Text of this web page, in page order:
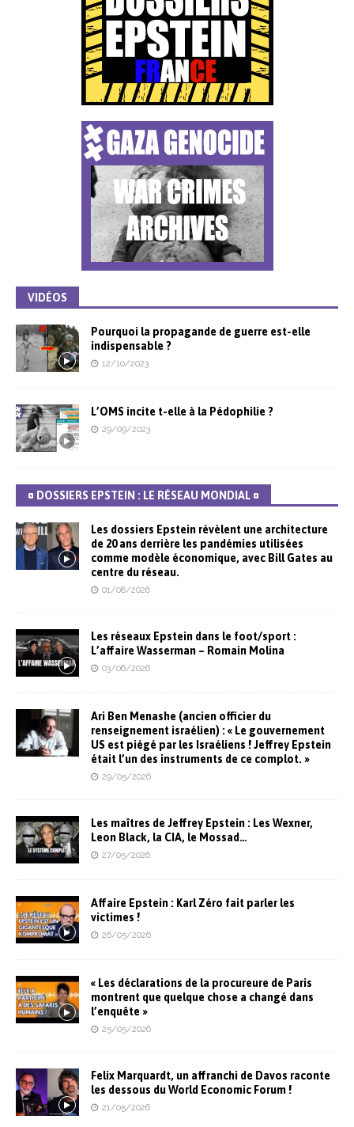
VIDÉOS
Pourquoi la propagande de guerre est-elle
indispensable ?
12/10/2023
L’OMS incite t-elle à la Pédophilie ?
29/09/2023
¤ DOSSIERS EPSTEIN : LE RÉSEAU MONDIAL ¤
Les dossiers Epstein révèlent une architecture
de 20 ans derrière les pandémies utilisées
comme modèle économique, avec Bill Gates au
centre du réseau.
01/08/2026
Les réseaux Epstein dans le foot/sport :
L’affaire Wasserman – Romain Molina
03/06/2026
Ari Ben Menashe (ancien officier du
renseignement israélien) : « Le gouvernement
US est piégé par les Israéliens ! Jeffrey Epstein
était l’un des instruments de ce complot. »
29/05/2026
Les maîtres de Jeffrey Epstein : Les Wexner,
Leon Black, la CIA, le Mossad…
27/05/2026
Affaire Epstein : Karl Zéro fait parler les
victimes !
26/05/2026
« Les déclarations de la procureure de Paris
montrent que quelque chose a changé dans
l’enquête »
25/05/2026
Felix Marquardt, un affranchi de Davos raconte
les dessous du World Economic Forum !
21/05/2026